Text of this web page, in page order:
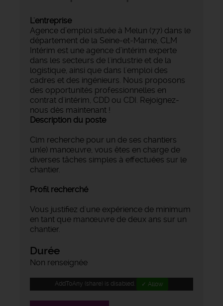
L'entreprise
Agence d’emploi située à Melun (77) dans le
département de la Seine-et-Marne, CLM
Intérim est une agence d’intérim experte
dans les secteurs de l'industrie et de la
logistique, ainsi que dans l'emploi des
cadres et des ingénieurs. Nous proposons
des opportunités professionnelles en
contrat d'intérim, CDD ou CDI. Rejoignez-
nous dès maintenant !
Description du poste
Clm recherche pour un de ses chantiers
un(e) manœuvre, vous êtes en charge de
diverses tâches simples à effectuées sur le
chantier.
Profil recherché
Vous justifiez d'une expérience de minimum
en tant que manœuvre de deux ans sur un
chantier.
Durée
Non renseignée
AddToAny (share) is disabled. ✓ Allow